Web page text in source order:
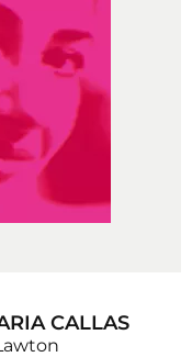
CALLAS